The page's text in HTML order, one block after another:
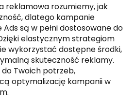
reklamowa rozumiemy, jak
dlatego kampanie
są w pełni dostosowane do
elastycznym strategiom
wykorzystać dostępne środki,
skuteczność reklamy.
Twoich potrzeb,
optymalizację kampanii w